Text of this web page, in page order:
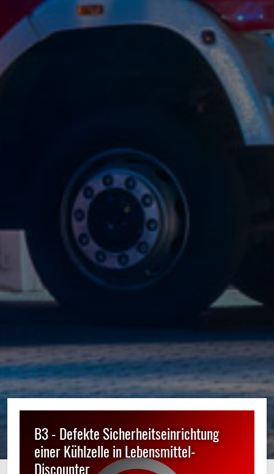
B3 - Defekte Sicherheitseinrichtung
einer Kühlzelle in Lebensmittel-
Discounter